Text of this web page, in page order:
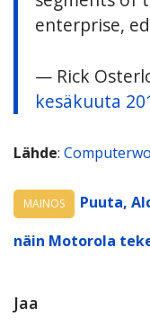
enterprise,
— Rick
kesäkuuta
Lähde:
MAINOS
Puuta,
näin Motorola
Jaa